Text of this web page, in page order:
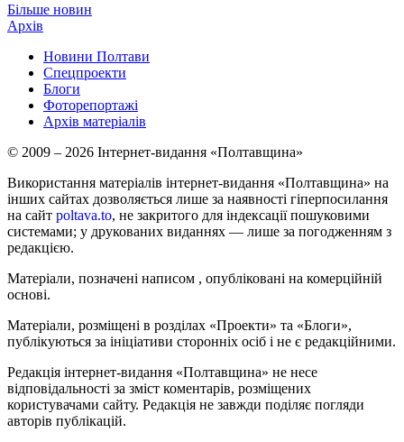
Більше новин
Архів
Новини Полтави
Спецпроекти
Блоги
Фоторепортажі
Архів матеріалів
© 2009 – 2026 Інтернет-видання «Полтавщина»
Використання матеріалів інтернет-видання «Полтавщина» на
інших сайтах дозволяється лише за наявності гіперпосилання
на сайт poltava.to, не закритого для індексації пошуковими
системами; у друкованих виданнях — лише за погодженням з
редакцією.
Матеріали, позначені написом , опубліковані на комерційній
основі.
Матеріали, розміщені в розділах «Проекти» та «Блоги»,
публікуються за ініціативи сторонніх осіб і не є редакційними.
Редакція інтернет-видання «Полтавщина» не несе
відповідальності за зміст коментарів, розміщених
користувачами сайту. Редакція не завжди поділяє погляди
авторів публікацій.